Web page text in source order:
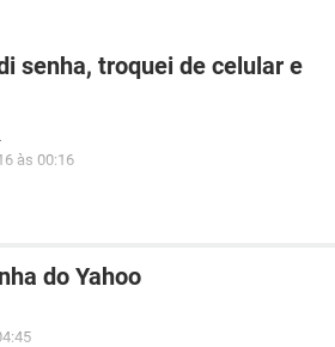
senha, troquei de celular e
às 00:16
do Yahoo